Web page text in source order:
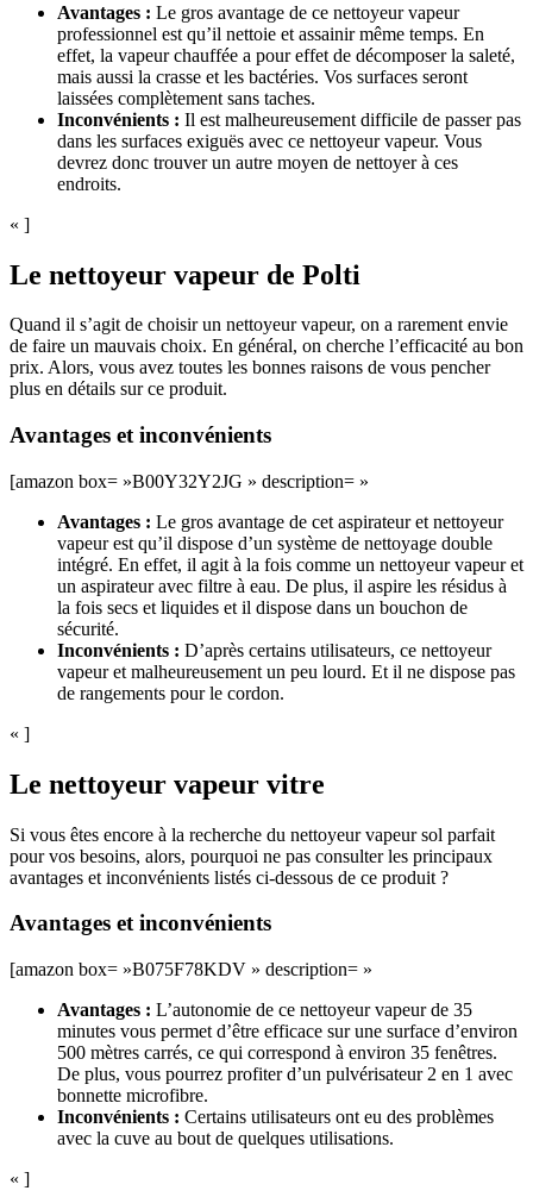
Avantages : Le gros avantage de ce nettoyeur vapeur
professionnel est qu’il nettoie et assainir même temps. En
effet, la vapeur chauffée a pour effet de décomposer la saleté,
mais aussi la crasse et les bactéries. Vos surfaces seront
laissées complètement sans taches.
Inconvénients : Il est malheureusement difficile de passer pas
dans les surfaces exiguës avec ce nettoyeur vapeur. Vous
devrez donc trouver un autre moyen de nettoyer à ces
endroits.
« ]
Le nettoyeur vapeur de Polti
Quand il s’agit de choisir un nettoyeur vapeur, on a rarement envie
de faire un mauvais choix. En général, on cherche l’efficacité au bon
prix. Alors, vous avez toutes les bonnes raisons de vous pencher
plus en détails sur ce produit.
Avantages et inconvénients
[amazon box= »B00Y32Y2JG » description= »
Avantages : Le gros avantage de cet aspirateur et nettoyeur
vapeur est qu’il dispose d’un système de nettoyage double
intégré. En effet, il agit à la fois comme un nettoyeur vapeur et
un aspirateur avec filtre à eau. De plus, il aspire les résidus à
la fois secs et liquides et il dispose dans un bouchon de
sécurité.
Inconvénients : D’après certains utilisateurs, ce nettoyeur
vapeur et malheureusement un peu lourd. Et il ne dispose pas
de rangements pour le cordon.
« ]
Le nettoyeur vapeur vitre
Si vous êtes encore à la recherche du nettoyeur vapeur sol parfait
pour vos besoins, alors, pourquoi ne pas consulter les principaux
avantages et inconvénients listés ci-dessous de ce produit ?
Avantages et inconvénients
[amazon box= »B075F78KDV » description= »
Avantages : L’autonomie de ce nettoyeur vapeur de 35
minutes vous permet d’être efficace sur une surface d’environ
500 mètres carrés, ce qui correspond à environ 35 fenêtres.
De plus, vous pourrez profiter d’un pulvérisateur 2 en 1 avec
bonnette microfibre.
Inconvénients : Certains utilisateurs ont eu des problèmes
avec la cuve au bout de quelques utilisations.
« ]